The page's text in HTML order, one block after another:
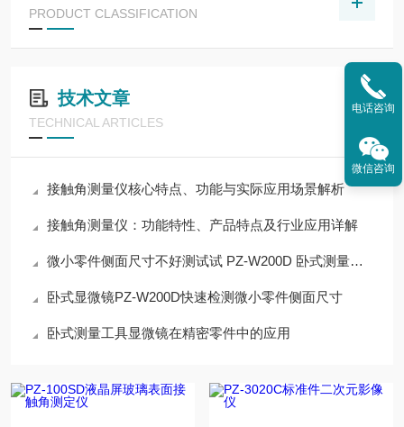
PRODUCT CLASSIFICATION
技术文章
TECHNICAL ARTICLES
接触角测量仪核心特点、功能与实际应用场景解析
接触角测量仪：功能特性、产品特点及行业应用详解
微小零件侧面尺寸不好测试试 PZ‑W200D 卧式测量显微镜
卧式显微镜PZ-W200D快速检测微小零件侧面尺寸
卧式测量工具显微镜在精密零件中的应用
电话咨询
微信咨询